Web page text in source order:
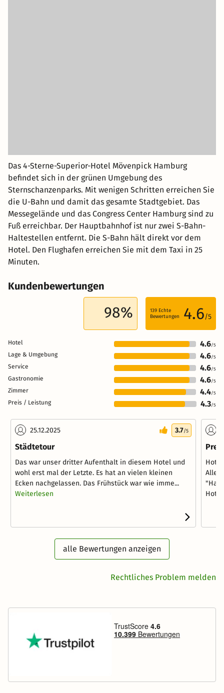
Das 4-Sterne-Superior-Hotel Mövenpick Hamburg
befindet sich in der grünen Umgebung des
Sternschanzenparks. Mit wenigen Schritten erreichen Sie
die U-Bahn und damit das gesamte Stadtgebiet. Das
Messegelände und das Congress Center Hamburg sind zu
Fuß erreichbar. Der Hauptbahnhof ist nur zwei S-Bahn-
Haltestellen entfernt. Die S-Bahn hält direkt vor dem
Hotel. Den Flughafen erreichen Sie mit dem Taxi in 25
Minuten.
Kundenbewertungen
98% 139 Echte
Bewertungen
4.6/5
Hotel 4.6/5
Lage & Umgebung 4.6/5
Service 4.6/5
Gastronomie 4.6/5
Zimmer 4.4/5
Preis / Leistung 4.3/5
25.12.2025 3.7/5
Städtetour
Das war unser dritter Aufenthalt in diesem Hotel und
wohl erst mal der Letzte. Es hat an vielen kleinen
Ecken nachgelassen. Das Frühstück war wie imme...
Weiterlesen
alle Bewertungen anzeigen
Rechtliches Problem melden